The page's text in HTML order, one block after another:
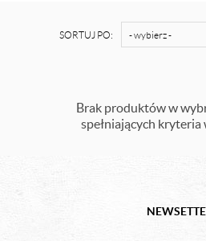
SORTUJ PO:
Brak produktów w
spełniających